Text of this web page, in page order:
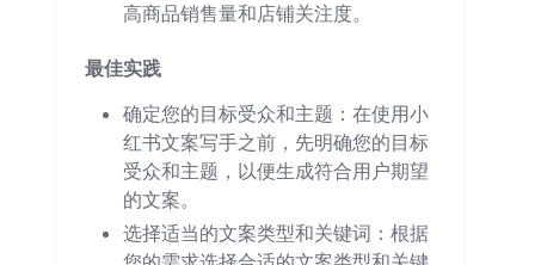
高商品销售量和店铺关注度。
最佳实践
确定您的目标受众和主题：在使用小
红书文案写手之前，先明确您的目标
受众和主题，以便生成符合用户期望
的文案。
选择适当的文案类型和关键词：根据